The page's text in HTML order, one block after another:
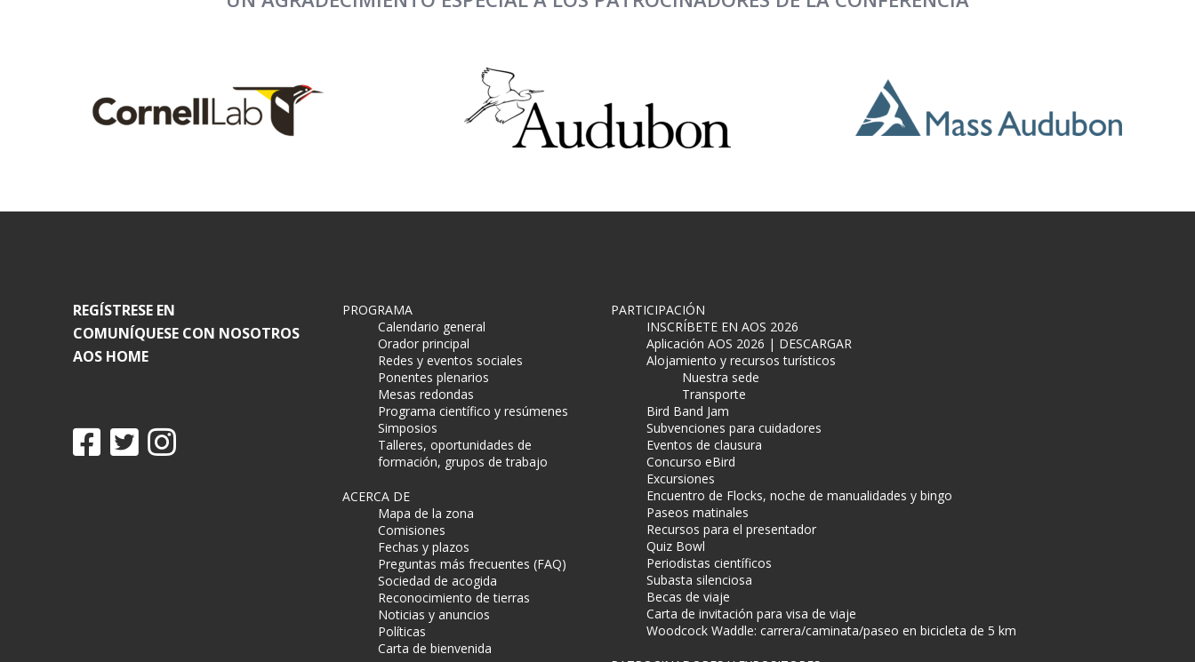
REGÍSTRESE EN
COMUNÍQUESE CON NOSOTROS
AOS HOME
PROGRAMA
Calendario general
Orador principal
Redes y eventos sociales
Ponentes plenarios
Mesas redondas
Programa científico y resúmenes
Simposios
Talleres, oportunidades de
formación, grupos de trabajo
ACERCA DE
Mapa de la zona
Comisiones
Fechas y plazos
Preguntas más frecuentes (FAQ)
Sociedad de acogida
Reconocimiento de tierras
Noticias y anuncios
Políticas
Carta de bienvenida
PARTICIPACIÓN
INSCRÍBETE EN AOS 2026
Aplicación AOS 2026 | DESCARGAR
Alojamiento y recursos turísticos
Nuestra sede
Transporte
Bird Band Jam
Subvenciones para cuidadores
Eventos de clausura
Concurso eBird
Excursiones
Encuentro de Flocks, noche de manualidades y bingo
Paseos matinales
Recursos para el presentador
Quiz Bowl
Periodistas científicos
Subasta silenciosa
Becas de viaje
Carta de invitación para visa de viaje
Woodcock Waddle: carrera/caminata/paseo en bicicleta de 5 km